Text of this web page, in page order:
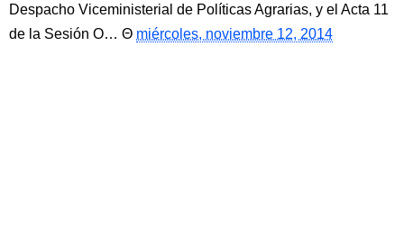
Despacho Viceministerial de Políticas Agrarias, y el Acta 11
de la Sesión O…
miércoles, noviembre 12, 2014